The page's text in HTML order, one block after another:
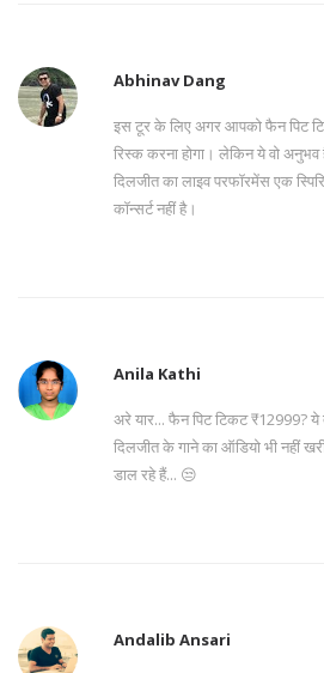
Abhinav Dang
इस टूर के लिए अगर आपको फैन पिट
रिस्क करना होगा। लेकिन ये वो
दिलजीत का लाइव परफॉरमेंस एक
कॉन्सर्ट नहीं है।
Anila Kathi
अरे यार... फैन पिट टिकट ₹12999?
दिलजीत के गाने का ऑडियो भी नहीं
डाल रहे हैं... 😒
Andalib Ansari